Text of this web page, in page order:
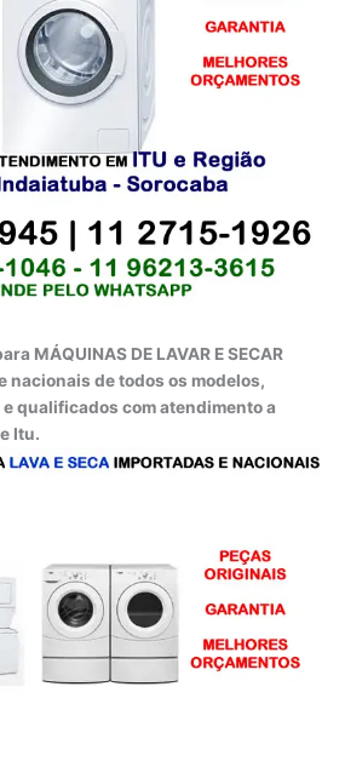
MÁQUINAS DE LAVAR E SECAR
nacionais de todos os modelos,
qualificados com atendimento a
Itu.